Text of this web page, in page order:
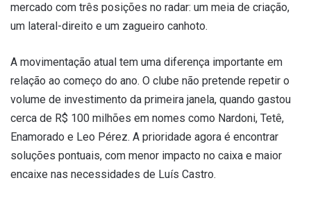
mercado com três posições no radar: um meia de criação,
um lateral-direito e um zagueiro canhoto.
A movimentação atual tem uma diferença importante em
relação ao começo do ano. O clube não pretende repetir o
volume de investimento da primeira janela, quando gastou
cerca de R$ 100 milhões em nomes como Nardoni, Tetê,
Enamorado e Leo Pérez. A prioridade agora é encontrar
soluções pontuais, com menor impacto no caixa e maior
encaixe nas necessidades de Luís Castro.